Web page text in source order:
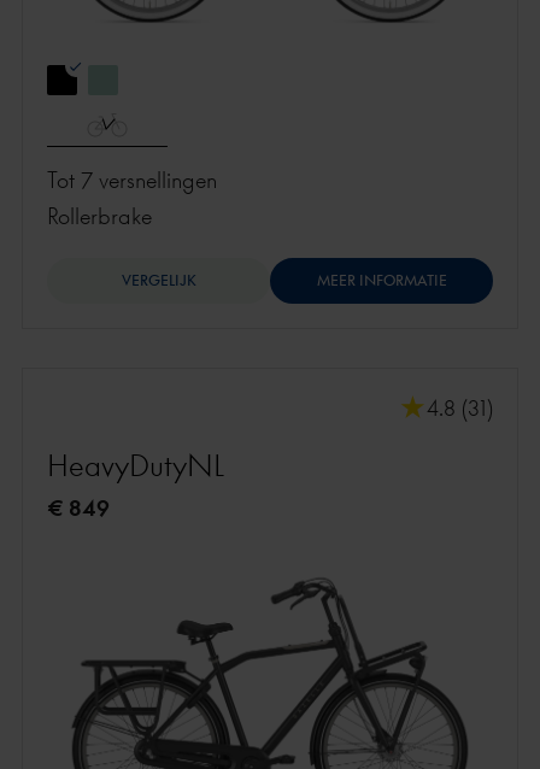
Tot 7 versnellingen
rollerbrake
VERGELIJK MEER INFORMATIE
4.8 (31)
HeavyDutyNL
€ 849